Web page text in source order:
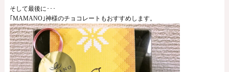
そして最後に･･･
｢MAMANO｣神様のチョコレートもおすすめします。